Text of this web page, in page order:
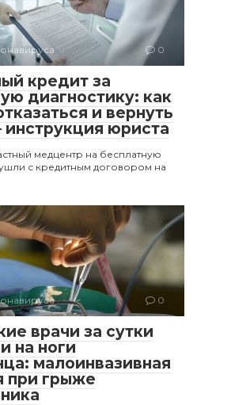
0
кредит за
диагностику: как
и вернуть
юриста
медцентр на бесплатную
ушли с кредитным договором на
0
врачи за сутки
на ноги
малоинвазивная
при грыже